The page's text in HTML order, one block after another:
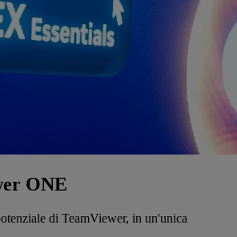
ONE
di TeamViewer, in un'unica